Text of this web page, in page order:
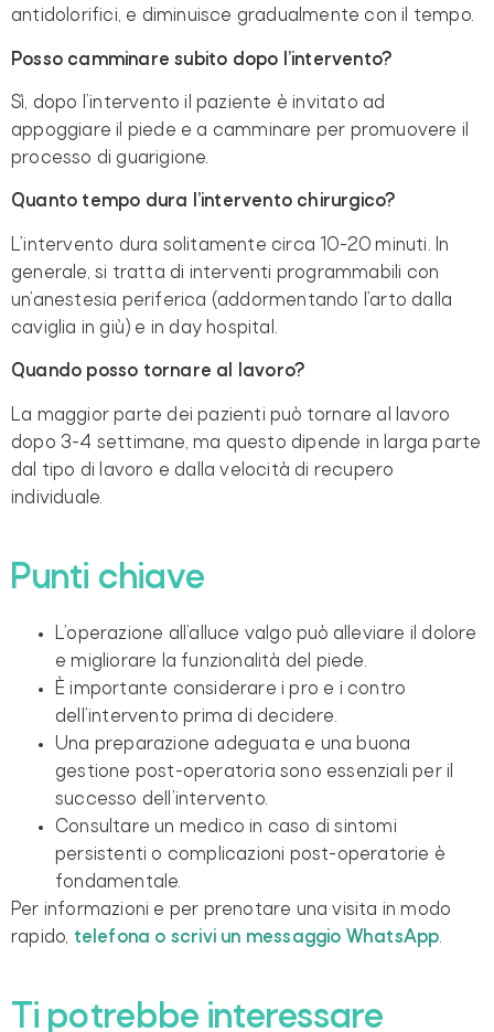
antidolorifici, e diminuisce gradualmente con il tempo.
Posso camminare subito dopo l’intervento?
Sì, dopo l’intervento il paziente è invitato ad
appoggiare il piede e a camminare per promuovere il
processo di guarigione.
Quanto tempo dura l’intervento chirurgico?
L’intervento dura solitamente circa 10-20 minuti. In
generale, si tratta di interventi programmabili con
un’anestesia periferica (addormentando l’arto dalla
caviglia in giù) e in day hospital.
Quando posso tornare al lavoro?
La maggior parte dei pazienti può tornare al lavoro
dopo 3-4 settimane, ma questo dipende in larga parte
dal tipo di lavoro e dalla velocità di recupero
individuale.
Punti chiave
L’operazione all’alluce valgo può alleviare il dolore
e migliorare la funzionalità del piede.
È importante considerare i pro e i contro
dell’intervento prima di decidere.
Una preparazione adeguata e una buona
gestione post-operatoria sono essenziali per il
successo dell’intervento.
Consultare un medico in caso di sintomi
persistenti o complicazioni post-operatorie è
fondamentale.
Per informazioni e per prenotare una visita in modo
rapido, telefona o scrivi un messaggio WhatsApp.
Ti potrebbe interessare